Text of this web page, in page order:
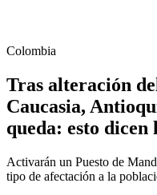
Colombia
Tras alteración
Caucasia,
queda: esto dicen
Activarán un Puesto de
tipo de afectación a la